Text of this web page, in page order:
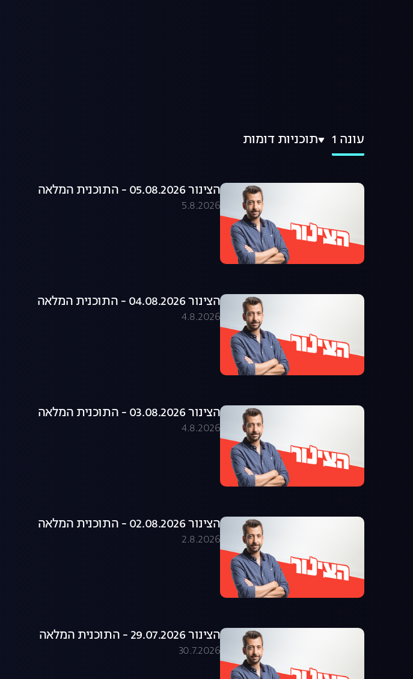
עונה 1 תוכניות דומות
הצינור 05.08.2026 - התוכנית המלאה
5.8.2026
הצינור 04.08.2026 - התוכנית המלאה
4.8.2026
הצינור 03.08.2026 - התוכנית המלאה
4.8.2026
הצינור 02.08.2026 - התוכנית המלאה
2.8.2026
הצינור 29.07.2026 - התוכנית המלאה
30.7.2026